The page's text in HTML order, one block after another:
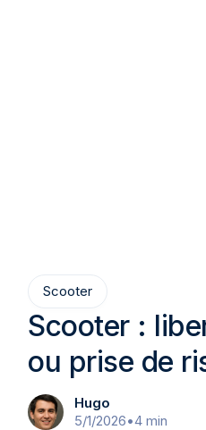
Scooter
Scooter :
ou prise de
Hugo
5/1/2026•4 min